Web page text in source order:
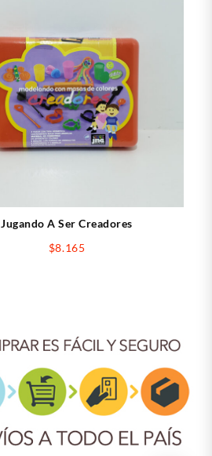
Jugando A Ser Creadores
$8.165